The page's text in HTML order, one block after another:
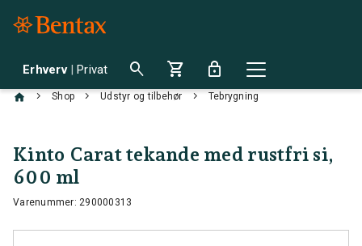
Erhverv | Privat search shopping_cart lock
chevron_right Shop chevron_right Udstyr og tilbehør chevron_right Tebrygning
Kinto Carat tekande med rustfri si,
600 ml
Varenummer: 290000313